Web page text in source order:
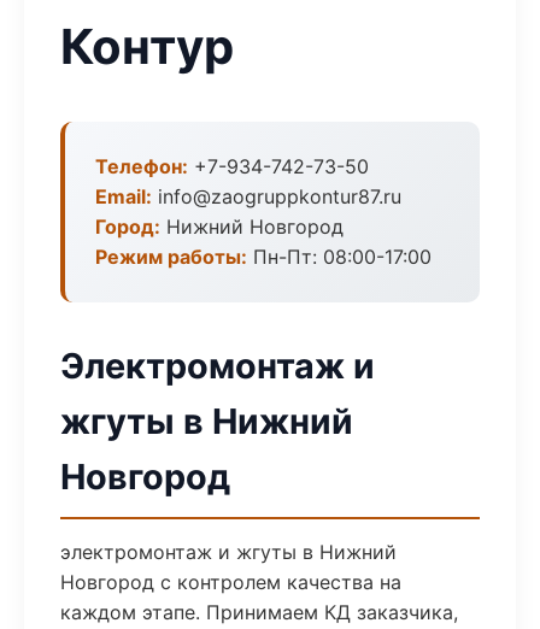
Контур
Телефон: +7-934-742-73-50
Email: info@zaogruppkontur87.ru
Город: Нижний Новгород
Режим работы: Пн-Пт: 08:00-17:00
Электромонтаж и
жгуты в Нижний
Новгород
электромонтаж и жгуты в Нижний
Новгород с контролем качества на
каждом этапе. Принимаем КД заказчика,